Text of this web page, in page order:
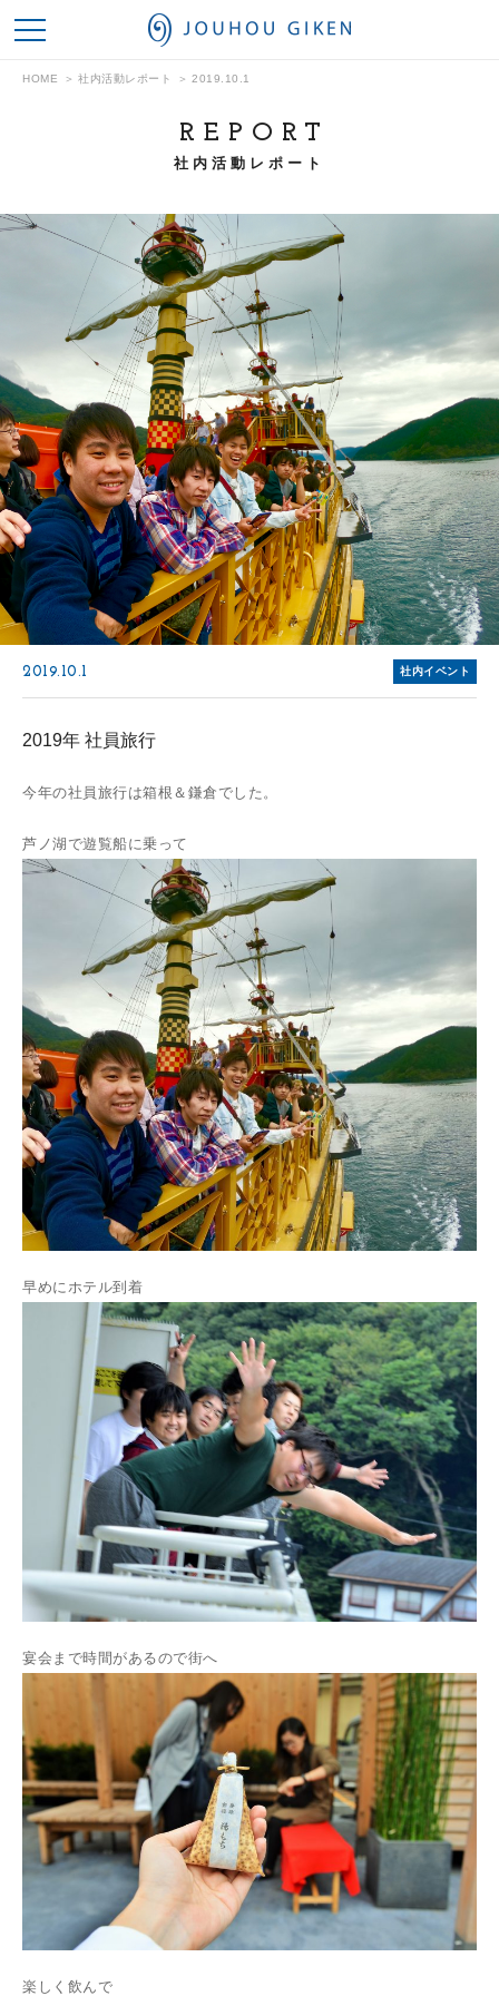
HOME 社内活動レポート 2019.10.1
REPORT
社内活動レポート
2019.10.1 社内イベント
2019年 社員旅行
今年の社員旅行は箱根＆鎌倉でした。
芦ノ湖で遊覧船に乗って
早めにホテル到着
宴会まで時間があるので街へ
楽しく飲んで